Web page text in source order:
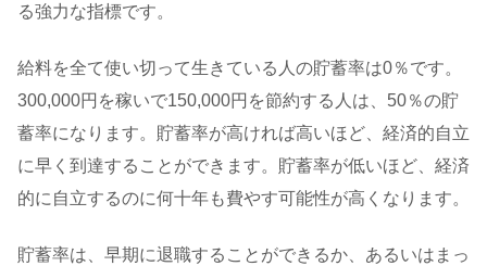
る強力な指標です。
給料を全て使い切って生きている人の貯蓄率は0％です。
300,000円を稼いで150,000円を節約する人は、50％の貯
蓄率になります。貯蓄率が高ければ高いほど、経済的自立
に早く到達することができます。貯蓄率が低いほど、経済
的に自立するのに何十年も費やす可能性が高くなります。
貯蓄率は、早期に退職することができるか、あるいはまっ